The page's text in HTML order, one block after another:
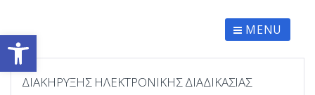
Ανοίξτε τη γραμμή εργαλείων MENU
ΔΙΑΚΗΡΥΞΗΣ ΗΛΕΚΤΡΟΝΙΚΗΣ ΔΙΑΔΙΚΑΣΙΑΣ